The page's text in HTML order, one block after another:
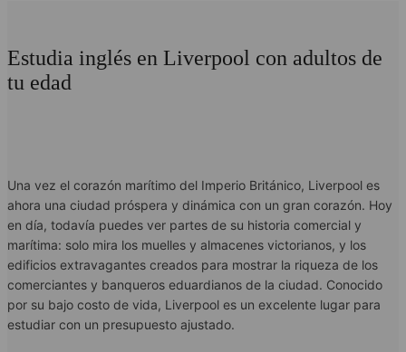
Estudia inglés en Liverpool con adultos de
tu edad
Una vez el corazón marítimo del Imperio Británico, Liverpool es
ahora una ciudad próspera y dinámica con un gran corazón. Hoy
en día, todavía puedes ver partes de su historia comercial y
marítima: solo mira los muelles y almacenes victorianos, y los
edificios extravagantes creados para mostrar la riqueza de los
comerciantes y banqueros eduardianos de la ciudad. Conocido
por su bajo costo de vida, Liverpool es un excelente lugar para
estudiar con un presupuesto ajustado.